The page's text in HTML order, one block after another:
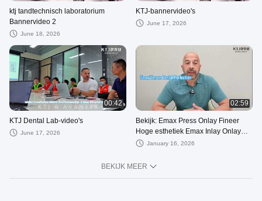
ktj tandtechnisch laboratorium
Bannervideo 2
June 18, 2026
KTJ-bannervideo's
June 17, 2026
00:42
KTJ Dental Lab-video's
June 17, 2026
02:59
Bekijk: Emax Press Onlay Fineer
Hoge esthetiek Emax Inlay Onlay
professionele showcase
January 16, 2026
BEKIJK MEER